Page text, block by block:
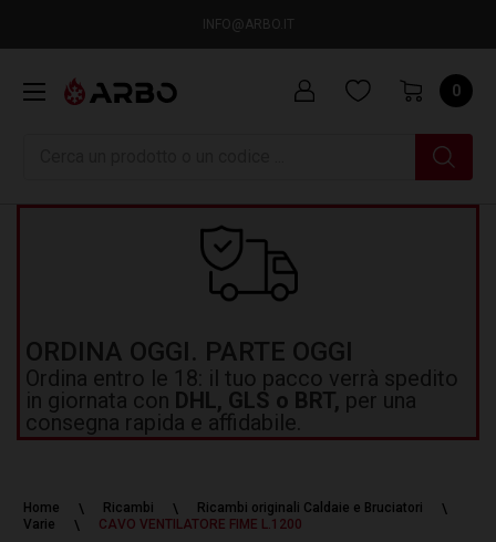
INFO@ARBO.IT
0
ORDINA OGGI. PARTE OGGI
Ordina entro le 18: il tuo pacco verrà spedito
in giornata con DHL, GLS o BRT, per una
consegna rapida e affidabile.
Home Ricambi
Ricambi originali Caldaie e Bruciatori
Varie
CAVO VENTILATORE FIME L.1200